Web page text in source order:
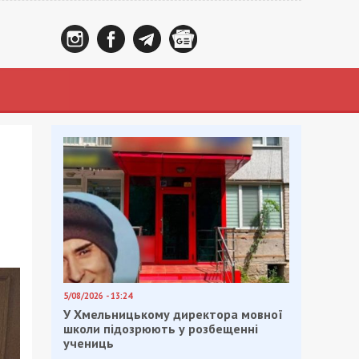
5/08/2026 - 13:24
У Хмельницькому директора мовної
школи підозрюють у розбещенні
учениць